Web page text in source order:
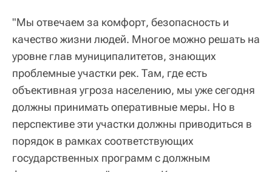
"Мы отвечаем за комфорт, безопасность и
качество жизни людей. Многое можно решать на
уровне глав муниципалитетов, знающих
проблемные участки рек. Там, где есть
объективная угроза населению, мы уже сегодня
должны принимать оперативные меры. Но в
перспективе эти участки должны приводиться в
порядок в рамках соответствующих
государственных программ с должным